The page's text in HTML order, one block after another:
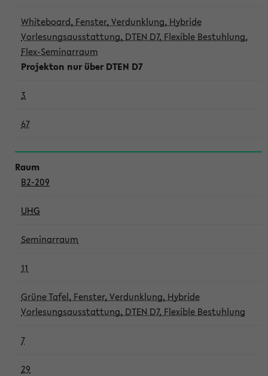
Whiteboard, Fenster, Verdunklung, Hybride
Vorlesungsausstattung, DTEN D7, Flexible Bestuhlung,
Flex-Seminarraum
Projekton nur über DTEN D7
3
67
B2-209
UHG
Seminarraum
11
Grüne Tafel, Fenster, Verdunklung, Hybride
Vorlesungsausstattung, DTEN D7, Flexible Bestuhlung
7
29